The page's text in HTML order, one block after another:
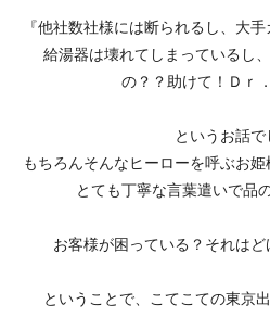
『他社数社様には断られるし、大
給湯器は壊れてしまっているし
の？？助けて！Ｄｒ
というお話で
もちろんそんなヒーローを呼ぶお姫
とても丁寧な言葉遣いで品
お客様が困っている？それはど
ということで、こてこての東京